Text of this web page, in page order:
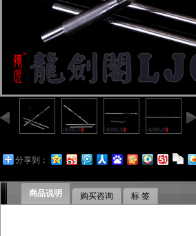
分享到：
商品说明 购买咨询 标 签